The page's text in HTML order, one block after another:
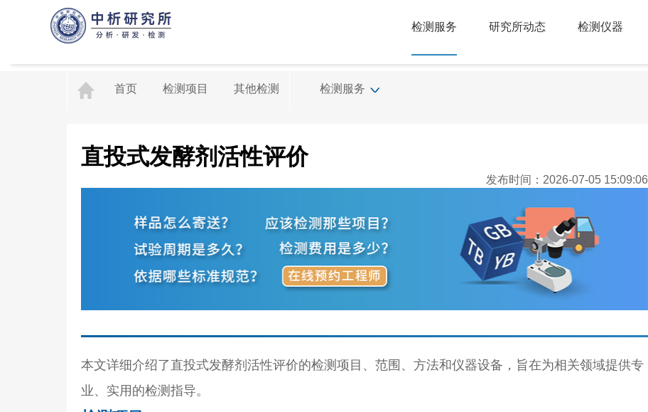
检测服务 研究所动态 检测仪器
首页 检测项目 其他检测 检测服务
直投式发酵剂活性评价
发布时间：2026-07-05 15:09:06
本文详细介绍了直投式发酵剂活性评价的检测项目、范围、方法和仪器设备，旨在为相关领域提供专
业、实用的检测指导。